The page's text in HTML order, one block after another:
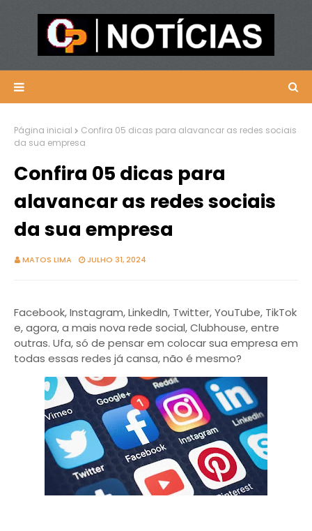
Página inicial
Confira 05 dicas para alavancar as redes sociais
da sua empresa
Confira 05 dicas para
alavancar as redes sociais
da sua empresa
MATOS LIMA JULHO 31, 2024
Facebook, Instagram, LinkedIn, Twitter, YouTube, TikTok
e, agora, a mais nova rede social, Clubhouse, entre
outras. Ufa, só de pensar em colocar sua empresa em
todas essas redes já cansa, não é mesmo?